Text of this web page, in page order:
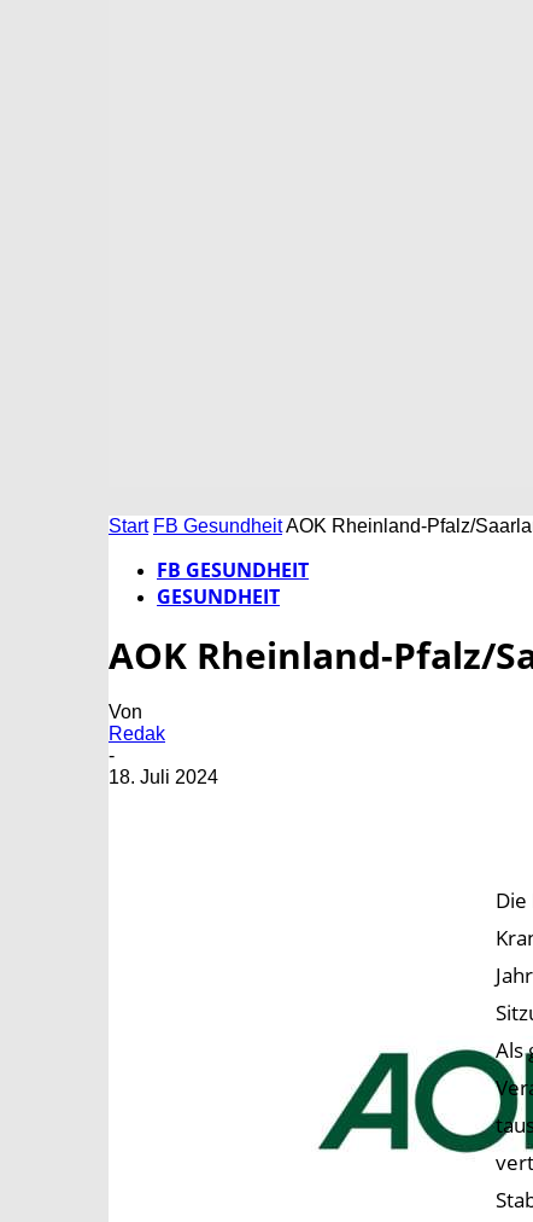
Start FB GesundheitAOK Rheinland-Pfalz/
FB GESUNDHEIT
GESUNDHEIT
AOK Rheinland-Pfalz/
Von
Redak
-
18. Juli 2024
Als